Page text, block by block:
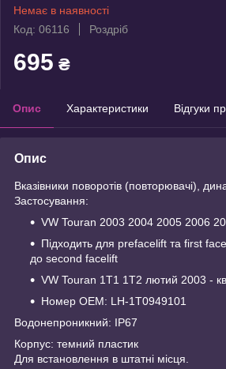
Немає в наявності
Код: 06116
Роздріб
695 ₴
Опис Характеристики Відгуки
Опис
Вказівники поворотів (повторювачі),
Застосування:
VW Touran 2003 2004 2005 2006
Підходить для prefacelift та first
до second facelift
VW Touran 1T1 1T2 лютий 2003 -
Номер OEM: LH-1T0949101
Водонепроникний: IP67
Корпус: темний пластик
Для встановлення в штатні місця.